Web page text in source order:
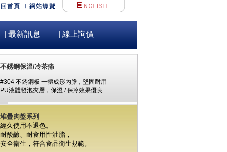
| 最新訊息 | 線上詢價
不銹鋼保溫/冷茶痛
#304 不銹鋼板 一體成形內膽，堅固耐用
PU液體發泡夾層，保溫 / 保冷效果優良
堆疊肉盤系列
經久使用不退色。
耐酸鹼、耐食用性油脂，
安全衛生， 符合食品衛生規範。